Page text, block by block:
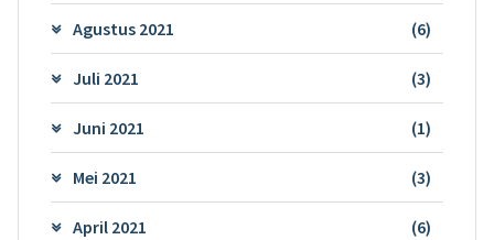
Agustus 2021 (6)
Juli 2021 (3)
Juni 2021 (1)
Mei 2021 (3)
April 2021 (6)